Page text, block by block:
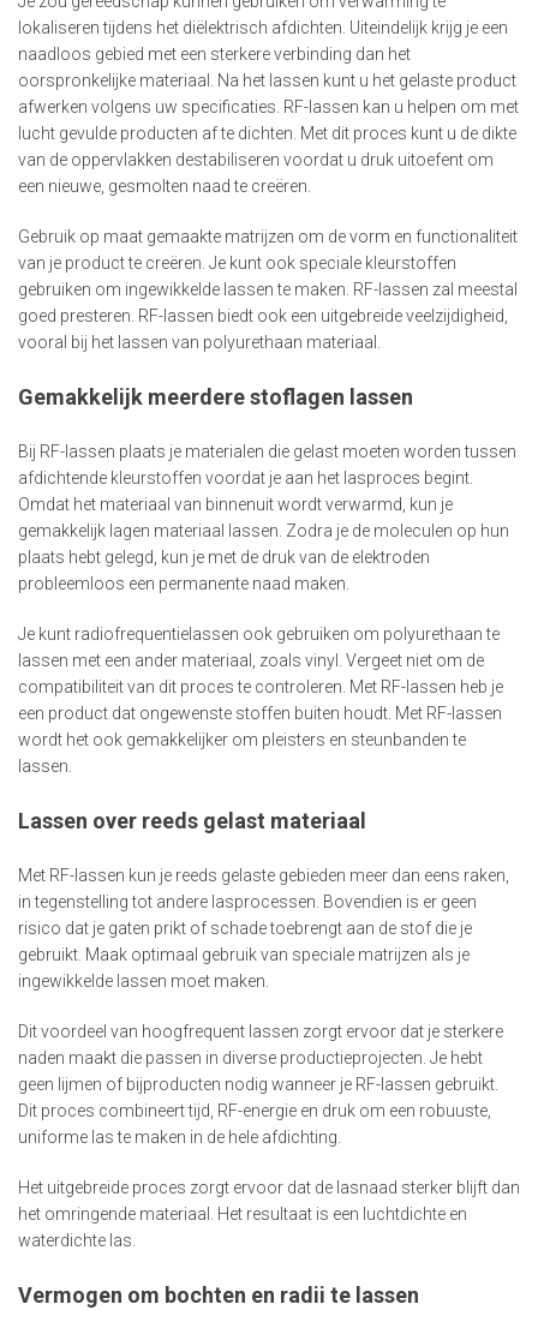
lokaliseren tijdens het diëlektrisch afdichten. Uiteindelijk krijg je een
naadloos gebied met een sterkere verbinding dan het
oorspronkelijke materiaal. Na het lassen kunt u het gelaste product
afwerken volgens uw specificaties. RF-lassen kan u helpen om met
lucht gevulde producten af te dichten. Met dit proces kunt u de dikte
van de oppervlakken destabiliseren voordat u druk uitoefent om
een nieuwe, gesmolten naad te creëren.
Gebruik op maat gemaakte matrijzen om de vorm en functionaliteit
van je product te creëren. Je kunt ook speciale kleurstoffen
gebruiken om ingewikkelde lassen te maken. RF-lassen zal meestal
goed presteren. RF-lassen biedt ook een uitgebreide veelzijdigheid,
vooral bij het lassen van polyurethaan materiaal.
Gemakkelijk meerdere stoflagen lassen
Bij RF-lassen plaats je materialen die gelast moeten worden tussen
afdichtende kleurstoffen voordat je aan het lasproces begint.
Omdat het materiaal van binnenuit wordt verwarmd, kun je
gemakkelijk lagen materiaal lassen. Zodra je de moleculen op hun
plaats hebt gelegd, kun je met de druk van de elektroden
probleemloos een permanente naad maken.
Je kunt radiofrequentielassen ook gebruiken om polyurethaan te
lassen met een ander materiaal, zoals vinyl. Vergeet niet om de
compatibiliteit van dit proces te controleren. Met RF-lassen heb je
een product dat ongewenste stoffen buiten houdt. Met RF-lassen
wordt het ook gemakkelijker om pleisters en steunbanden te
lassen.
Lassen over reeds gelast materiaal
Met RF-lassen kun je reeds gelaste gebieden meer dan eens raken,
in tegenstelling tot andere lasprocessen. Bovendien is er geen
risico dat je gaten prikt of schade toebrengt aan de stof die je
gebruikt. Maak optimaal gebruik van speciale matrijzen als je
ingewikkelde lassen moet maken.
Dit voordeel van hoogfrequent lassen zorgt ervoor dat je sterkere
naden maakt die passen in diverse productieprojecten. Je hebt
geen lijmen of bijproducten nodig wanneer je RF-lassen gebruikt.
Dit proces combineert tijd, RF-energie en druk om een robuuste,
uniforme las te maken in de hele afdichting.
Het uitgebreide proces zorgt ervoor dat de lasnaad sterker blijft dan
het omringende materiaal. Het resultaat is een luchtdichte en
waterdichte las.
Vermogen om bochten en radii te lassen